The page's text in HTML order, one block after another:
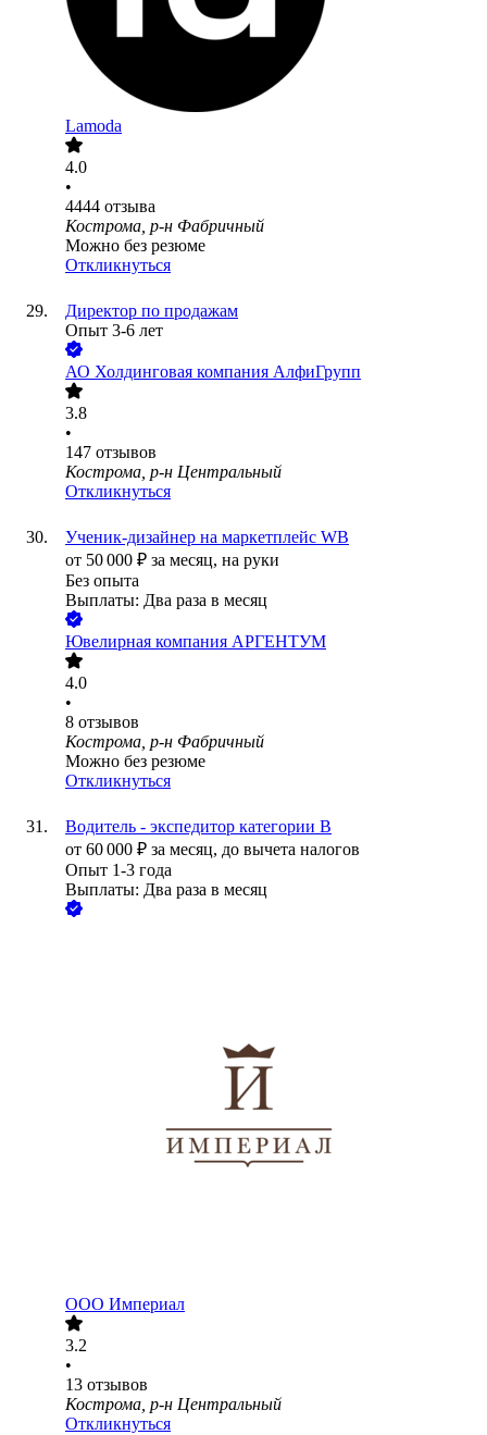
Lamoda
4.0
•
4444 отзыва
Кострома, р-н Фабричный
Можно без резюме
Откликнуться
Директор по продажам
Опыт 3-6 лет
АО Холдинговая компания АлфиГрупп
3.8
•
147 отзывов
Кострома, р-н Центральный
Откликнуться
Ученик-дизайнер на маркетплейс WB
от 50 000 ₽ за месяц, на руки
Без опыта
Выплаты: Два раза в месяц
Ювелирная компания АРГЕНТУМ
4.0
•
8 отзывов
Кострома, р-н Фабричный
Можно без резюме
Откликнуться
Водитель - экспедитор категории В
от 60 000 ₽ за месяц, до вычета налогов
Опыт 1-3 года
Выплаты: Два раза в месяц
ООО Империал
3.2
•
13 отзывов
Кострома, р-н Центральный
Откликнуться